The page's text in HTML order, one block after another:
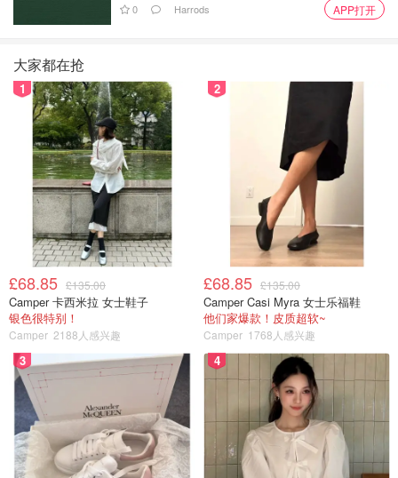
图片来源于@Old Spitalfields Market，版权属于原作者
英国10大跳蚤市场 UK Flea Markets
虽然英国有许许多多的跳蚤市场，但是真正能淘到宝的也就
那么几个！下面咱们就进入正题，给大家推荐英国全境10个
最容易淘到宝的优质跳蚤市场
！
1. 伦敦最大古董市集 - Portobello Road Market
地址：Portobello Rd, London W10 5TY
官网：
点击查看
开放时间：周一到周日开放；露天市场主要集中在周五和周
六
0 Harrods APP打开
大家都在抢
1
£68.85 £135.00
Camper 卡西米拉 女士鞋子
银色很特别！
Camper 2188人感兴趣
2
£68.85 £135.00
Camper Casi Myra 女士乐福鞋
他们家爆款！皮质超软~
Camper 1768人感兴趣
3 4